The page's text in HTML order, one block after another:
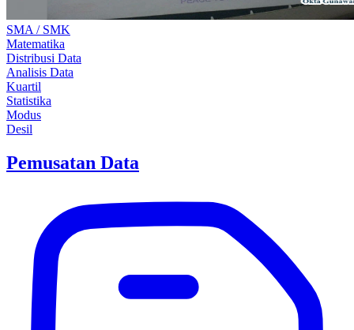
SMA / SMK
Matematika
Distribusi Data
Analisis Data
Kuartil
Statistika
Modus
Desil
Pemusatan Data